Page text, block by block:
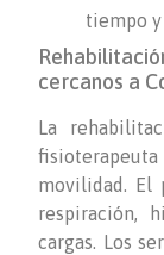
tiempo
cercanos a
La
movilidad. El
respiración,
cargas. Los